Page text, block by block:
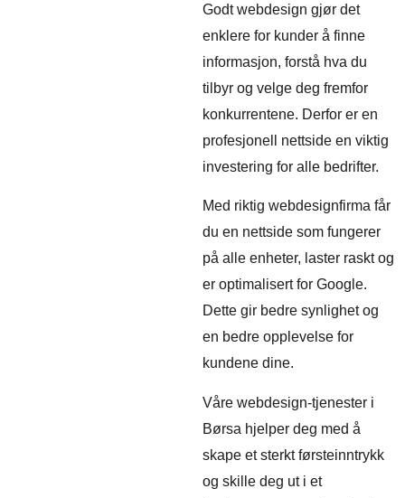
Godt webdesign gjør det
enklere for kunder å finne
informasjon, forstå hva du
tilbyr og velge deg fremfor
konkurrentene. Derfor er en
profesjonell nettside en viktig
investering for alle bedrifter.
Med riktig webdesignfirma får
du en nettside som fungerer
på alle enheter, laster raskt og
er optimalisert for Google.
Dette gir bedre synlighet og
en bedre opplevelse for
kundene dine.
Våre webdesign-tjenester i
Børsa hjelper deg med å
skape et sterkt førsteinntrykk
og skille deg ut i et